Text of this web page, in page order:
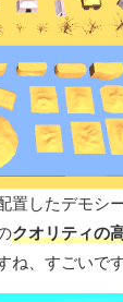
したデモシ
クオリティの
ね、すごいです